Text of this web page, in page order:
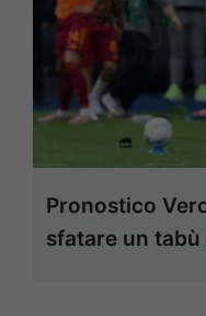
Pronostico
sfatare un